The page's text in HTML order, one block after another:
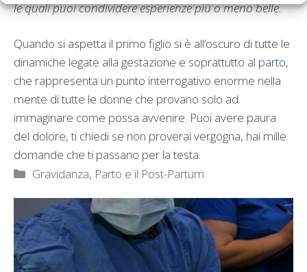
le quali puoi condividere esperienze più o meno belle.
Quando si aspetta il primo figlio si è all’oscuro di tutte le
dinamiche legate alla gestazione e soprattutto al parto,
che rappresenta un punto interrogativo enorme nella
mente di tutte le donne che provano solo ad
immaginare come possa avvenire. Puoi avere paura
del dolore, ti chiedi se non proverai vergogna, hai mille
domande che ti passano per la testa.
Categorie
Gravidanza, Parto e il Post-Partum